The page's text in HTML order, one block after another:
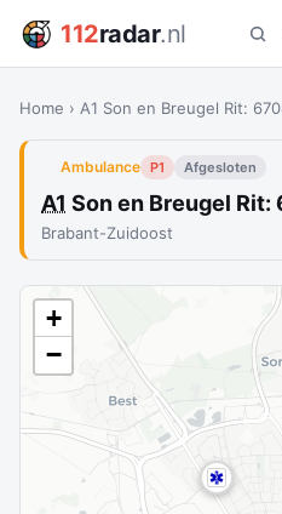
112radar.nl
Home › A1 Son en Breugel Rit:
Ambulance P1 Afgesloten
A1 Son en Breugel Rit:
Brabant-Zuidoost
+
−